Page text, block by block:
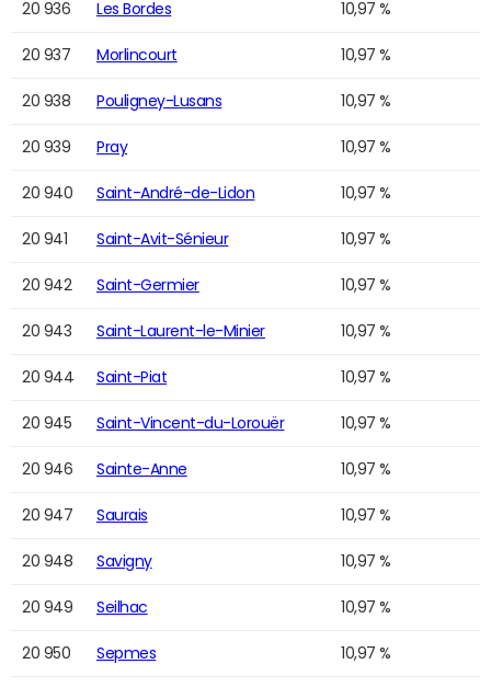
20 936 Les Bordes 10,97 %
20 937 Morlincourt 10,97 %
20 938 Pouligney-Lusans 10,97 %
20 939 Pray 10,97 %
20 940 Saint-André-de-Lidon 10,97 %
20 941 Saint-Avit-Sénieur 10,97 %
20 942 Saint-Germier 10,97 %
20 943 Saint-Laurent-le-Minier 10,97 %
20 944 Saint-Piat 10,97 %
20 945 Saint-Vincent-du-Lorouër 10,97 %
20 946 Sainte-Anne 10,97 %
20 947 Saurais 10,97 %
20 948 Savigny 10,97 %
20 949 Seilhac 10,97 %
20 950 Sepmes 10,97 %